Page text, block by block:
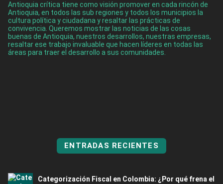
Antioquia crítica tiene como visión promover en cada rincón de
Antioquia, en todos las sub regiones y todos los municipios la
cultura política y ciudadana y resaltar las prácticas de
convivencia. Queremos mostrar las noticias de las cosas
buenas de Antioquia, nuestros desarrollos, nuestras empresas,
resaltar ese trabajo invaluable que hacen líderes en todas las
áreas para traer el desarrollo a sus comunidades.
ENTRADAS RECIENTES
Categorización Fiscal en Colombia: ¿Por qué frena el